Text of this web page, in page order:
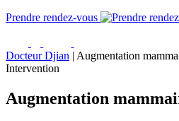
Prendre rendez-vous
Docteur Djian | Augmentation
Intervention
Augmentation